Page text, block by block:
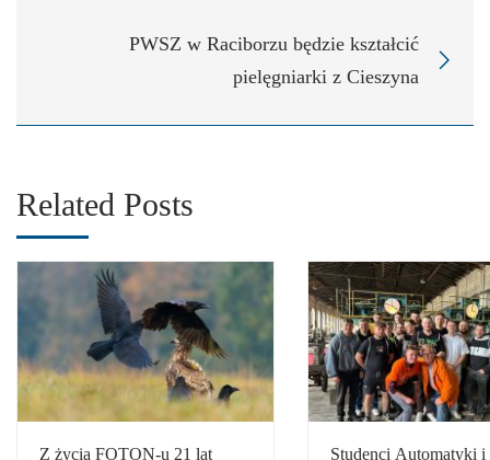
PWSZ w Raciborzu będzie kształcić
pielęgniarki z Cieszyna
Related Posts
Z życia FOTON-u 21 lat
Studenci Automatyki i